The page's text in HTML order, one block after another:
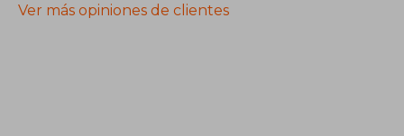
Ver más opiniones de clientes